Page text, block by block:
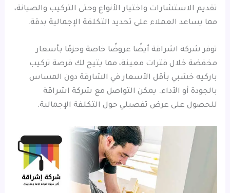
تقديم الاستشارات واختيار الأنواع وحتى التركيب والصيانة،
مما يساعد العملاء على تحديد التكلفة الإجمالية بدقة.
توفر شركة اشراقة أيضًا عروضًا خاصة وحزمًا بأسعار
مخفضة خلال فترات معينة، مما يتيح لك فرصة تركيب
باركيه خشبي بأقل الأسعار في الشارقة دون المساس
بالجودة أو الأداء. يمكن التواصل مع شركة اشراقة
للحصول على عرض تفصيلي حول التكلفة الإجمالية.